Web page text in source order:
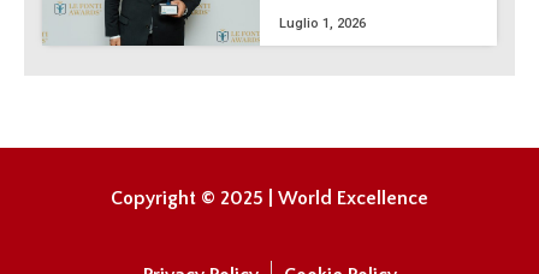
Luglio 1, 2026
Copyright © 2025 | World Excellence